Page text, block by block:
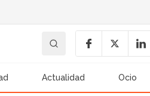
Actualidad Ocio